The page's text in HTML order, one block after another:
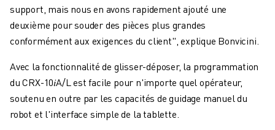
support, mais nous en avons rapidement ajouté une
deuxième pour souder des pièces plus grandes
conformément aux exigences du client", explique Bonvicini.
Avec la fonctionnalité de glisser-déposer, la programmation
du CRX-10𝑖A/L est facile pour n'importe quel opérateur,
soutenu en outre par les capacités de guidage manuel du
robot et l'interface simple de la tablette.